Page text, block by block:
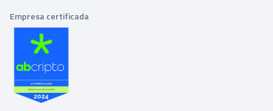
Empresa certificada